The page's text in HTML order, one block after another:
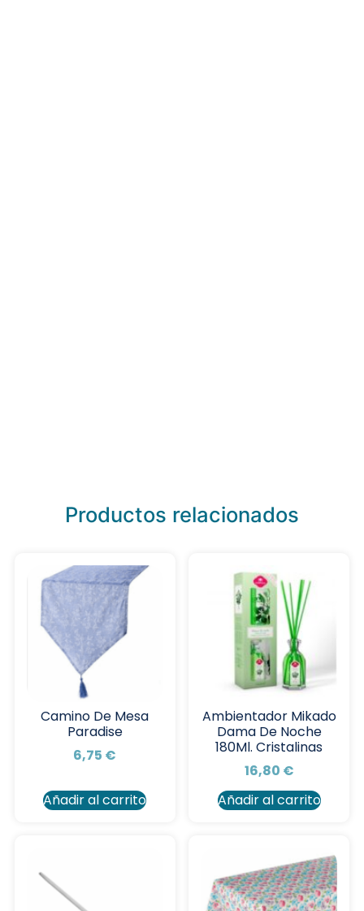
Productos relacionados
Camino De Mesa
Paradise
6,75 €
Añadir al carrito
Ambientador Mikado
Dama De Noche
180Ml. Cristalinas
16,80 €
Añadir al carrito